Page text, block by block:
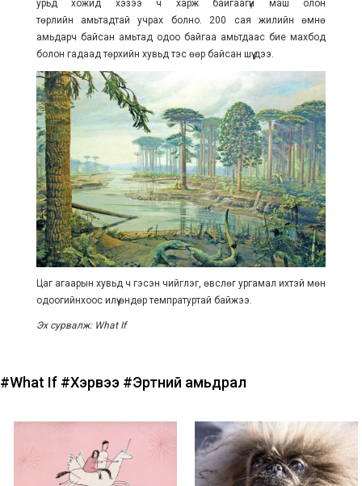
урьд хожид хэзээ ч харж байгаагүй маш олон
төрлийн амьтадтай учрах болно. 200 сая жилийн өмнө
амьдарч байсан амьтад одоо байгаа амьтдаас бие махбод
болон гадаад төрхийн хувьд тэс өөр байсан шүү дээ.
Цаг агаарын хувьд ч гэсэн чийглэг, өвслөг ургамал ихтэй мөн
одоогийнхоос илүү өндөр темпратуртай байжээ.
Эх сурвалж: What If
#What If #Хэрвээ #Эртний амьдрал